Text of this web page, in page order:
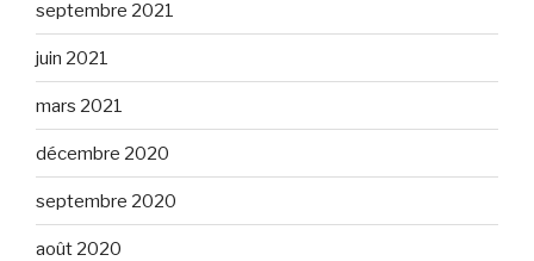
septembre 2021
juin 2021
mars 2021
décembre 2020
septembre 2020
août 2020